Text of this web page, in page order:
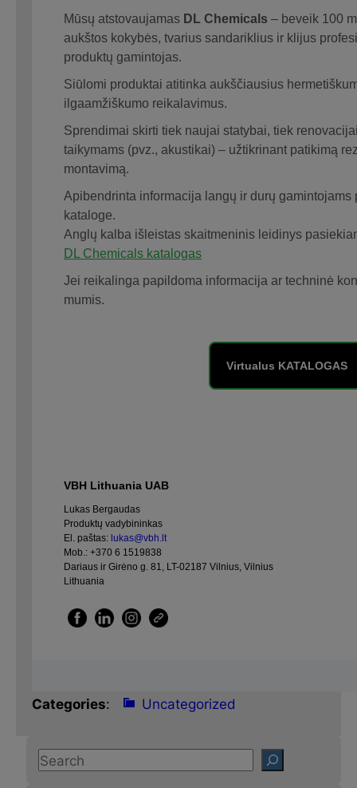
Mūsų atstovaujamas DL Chemicals – beveik 100
aukštos kokybės, tvarius sandariklius ir klijus
produktų gamintojas.
Siūlomi produktai atitinka aukščiausius
ilgaamžiškumo reikalavimus.
Sprendimai skirti tiek naujai statybai, tiek
taikymams (pvz., akustikai) – užtikrinant patikimą
montavimą.
Apibendrinta informacija langų ir durų gamintojams
kataloge.
Anglų kalba išleistas skaitmeninis leidinys
DL Chemicals katalogas
Jei reikalinga papildoma informacija ar techninė
mumis.
Virtualus KATALOGAS
VBH Lithuania UAB
Lukas Bergaudas
Produktų vadybininkas
El. paštas: lukas@vbh.lt
Mob.: +370 6 1519838
Dariaus ir Girėno g. 81, LT-02187 Vilnius, Vilnius
Lithuania
Categories: Uncategorized
S